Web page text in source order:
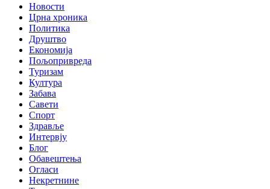
Новости
Црна хроника
Политика
Друштво
Економија
Пољопривреда
Туризам
Култура
Забава
Савети
Спорт
Здравље
Интервју
Блог
Обавештења
Огласи
Некретнине